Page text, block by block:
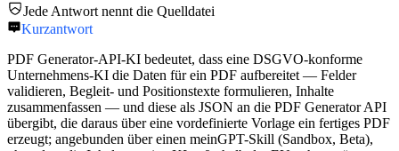
Jede Antwort nennt die Quelldatei
Kurzantwort
PDF Generator-API-KI bedeutet, dass eine DSGVO-konforme
Unternehmens-KI die Daten für ein PDF aufbereitet — Felder
validieren, Begleit- und Positionstexte formulieren, Inhalte
zusammenfassen — und diese als JSON an die PDF Generator API
übergibt, die daraus über eine vordefinierte Vorlage ein fertiges PDF
erzeugt; angebunden über einen meinGPT-Skill (Sandbox, Beta),